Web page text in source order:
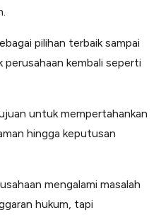
pilihan terbaik sampai
kembali seperti
untuk mempertahankan
hingga keputusan
mengalami masalah
hukum, tapi